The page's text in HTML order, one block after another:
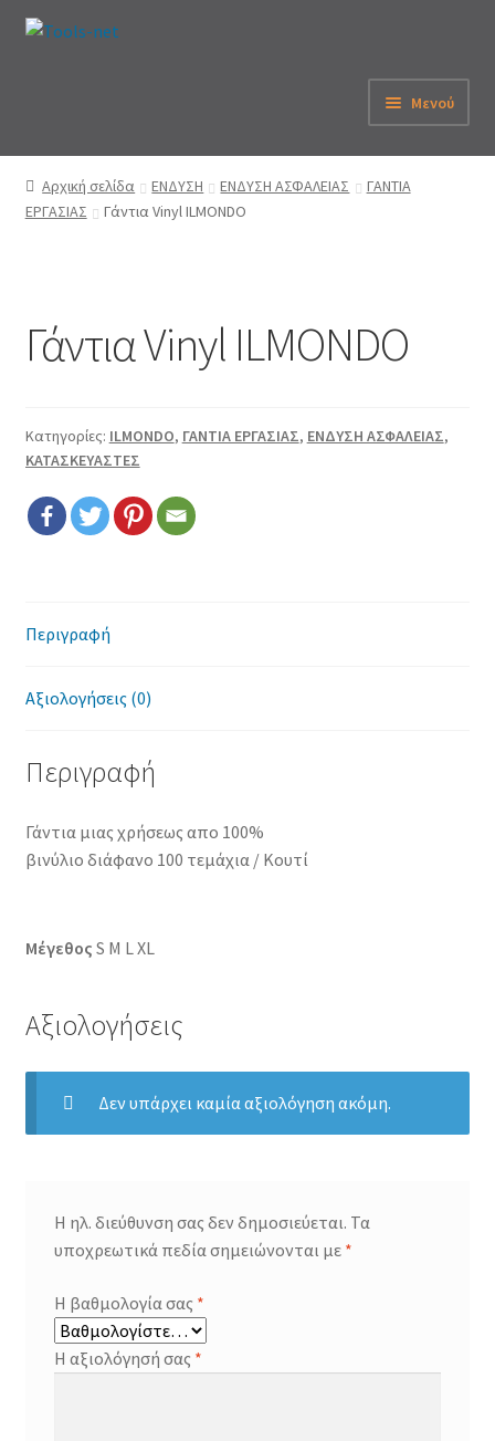
Απευθείας
Μετάβαση
Μενού
Αρχική
Εταιρεία
Λογαριασμός
Παραγγελία
Επικοινωνία
Πολιτική cookies
Αρχική σελίδα ΕΝΔΥΣΗ ΕΝΔΥΣΗ ΑΣΦΑΛΕΙΑΣ
ΓΑΝΤΙΑ
ΕΡΓΑΣΙΑΣ
Γάντια Vinyl ILMONDO
Γάντια Vinyl ILMONDO
Κατηγορίες: ILMONDO, ΓΑΝΤΙΑ ΕΡΓΑΣΙΑΣ, ΕΝΔΥΣΗ ΑΣΦΑΛΕΙΑΣ,
ΚΑΤΑΣΚΕΥΑΣΤΕΣ
Περιγραφή
Αξιολογήσεις (0)
Περιγραφή
Γάντια μιας χρήσεως απο 100%
βινύλιο διάφανο 100 τεμάχια / Κουτί
Μέγεθος S M L XL
Αξιολογήσεις
Δεν υπάρχει καμία αξιολόγηση ακόμη.
Η ηλ. διεύθυνση σας δεν δημοσιεύεται. Τα
υποχρεωτικά πεδία σημειώνονται με *
Η βαθμολογία σας *
Η αξιολόγησή σας *